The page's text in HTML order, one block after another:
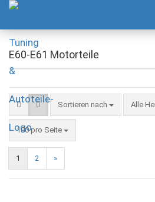
E60-E61 Motorteile
Sortieren nach Alle
100 pro Seite
1 2 »